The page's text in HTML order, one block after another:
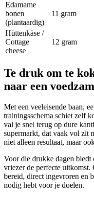
Edamame
bonen
(plantaardig)
11 gram
Hüttenkäse /
Cottage
cheese
12 gram
Te druk om te
naar een
Met een veeleisende baan,
trainingsschema schiet zelf
val je snel terug op dure
supermarkt, dat vaak vol zit
niet alleen resultaat, maar
Voor die drukke dagen biedt
vriezer de perfecte uitkomst.
bereid, direct ingevroren en
nodig hebt voor je doelen.